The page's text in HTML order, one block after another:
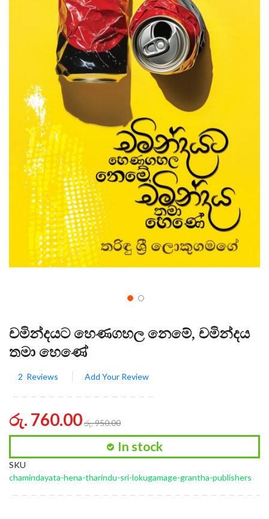
චමින්දයට හෙණගහල නෙමේ, චමින්දය
තමා හෙණේ
2 Reviews Add Your Review
රු. 760.00රු. 950.00
In stock
SKU
chamindayata-hena-tharindu-sri-lokugamage-grantha-publishers